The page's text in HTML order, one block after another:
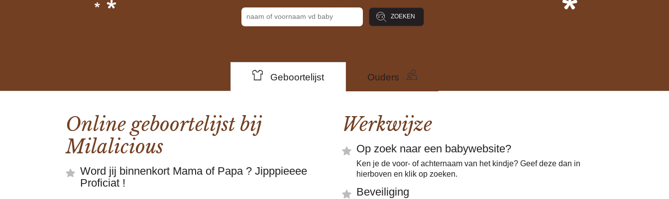
Geboortelijst Ouders
Online geboortelijst bij
Milalicious
Word jij binnenkort Mama of Papa ? Jipppieeee
Proficiat !
Werkwijze
Op zoek naar een babywebsite?
Ken je de voor- of achternaam van het kindje? Geef deze dan in
hierboven en klik op zoeken.
Beveiliging